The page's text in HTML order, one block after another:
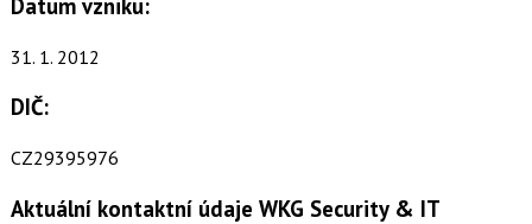
Datum vzniku:
31. 1. 2012
DIČ:
CZ29395976
Aktuální kontaktní údaje WKG Security & IT